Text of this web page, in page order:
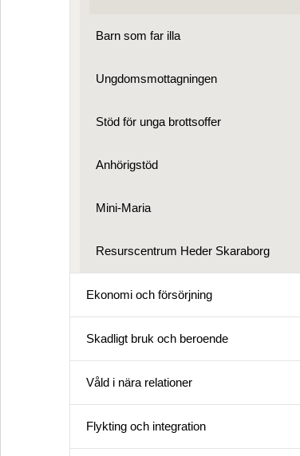
Barn som far illa
Ungdoms­mottagningen
Stöd för unga brottsoffer
Anhörigstöd
Mini-Maria
Resurscentrum Heder Skaraborg
Ekonomi och försörjning
Skadligt bruk och beroende
Våld i nära relationer
Flykting och integration